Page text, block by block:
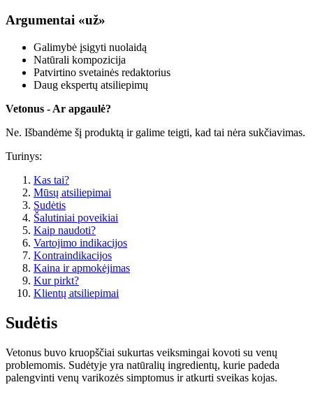
Argumentai «už»
Galimybė įsigyti nuolaidą
Natūrali kompozicija
Patvirtino svetainės redaktorius
Daug ekspertų atsiliepimų
Vetonus - Ar apgaulė?
Ne. Išbandėme šį produktą ir galime teigti, kad tai nėra sukčiavimas.
Turinys:
Kas tai?
Mūsų atsiliepimai
Sudėtis
Šalutiniai poveikiai
Kaip naudoti?
Vartojimo indikacijos
Kontraindikacijos
Kaina ir apmokėjimas
Kur pirkt?
Klientų atsiliepimai
Sudėtis
Vetonus buvo kruopščiai sukurtas veiksmingai kovoti su venų
problemomis. Sudėtyje yra natūralių ingredientų, kurie padeda
palengvinti venų varikozės simptomus ir atkurti sveikas kojas.